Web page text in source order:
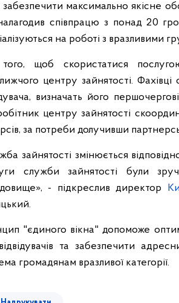
максимально якісне
співпрацю з понад 20
на роботі з вразливими
щоб скористатися
центру зайнятості.
визначать його
центру зайнятості
за потреби долучивши
зайнятості змінюється
служби зайнятості були
- підкреслив директор
"єдиного вікна" допоможе
та забезпечити
громадянам вразливої категорії.